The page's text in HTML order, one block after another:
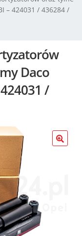
– 424031 / 436284 /
Daco
/